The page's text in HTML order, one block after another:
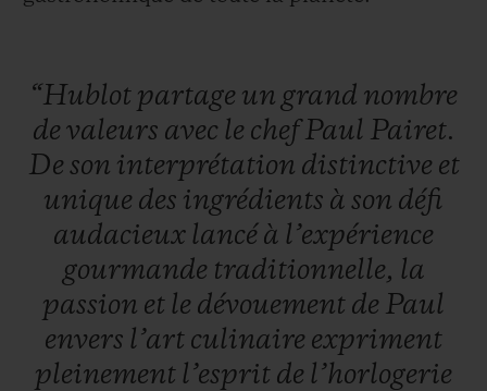
“Hublot partage un grand nombre
de valeurs avec le chefPaul Pairet.
De son interprétation distinctive et
unique des ingrédients à son défi
audacieux lancé à l’expérience
gourmande traditionnelle, la
passion et le dévouement de Paul
envers l’art culinaire expriment
pleinement l’esprit de l’horlogerie